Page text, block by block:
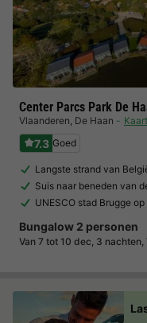
Center Parcs Park De
Vlaanderen, De Haan Kaart
7.3 Goed
Langste strand van
Suis naar beneden van
UNESCO stad Brugge
Bungalow 2 personen
Van 7 tot 10 dec, 3 nachten,